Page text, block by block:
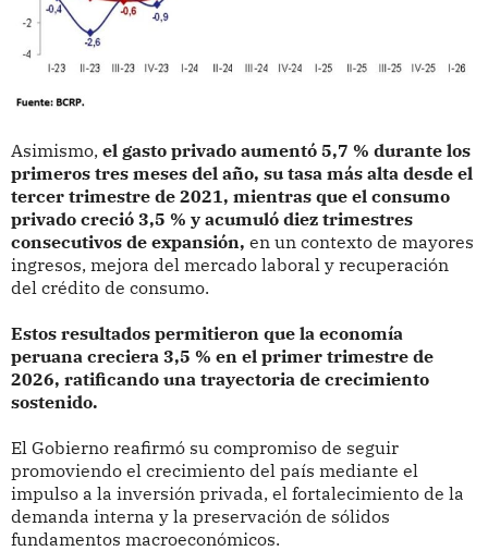
Asimismo, el gasto privado aumentó 5,7 % durante los
primeros tres meses del año, su tasa más alta desde el
tercer trimestre de 2021, mientras que el consumo
privado creció 3,5 % y acumuló diez trimestres
consecutivos de expansión, en un contexto de mayores
ingresos, mejora del mercado laboral y recuperación
del crédito de consumo.
Estos resultados permitieron que la economía
peruana creciera 3,5 % en el primer trimestre de
2026, ratificando una trayectoria de crecimiento
sostenido.
El Gobierno reafirmó su compromiso de seguir
promoviendo el crecimiento del país mediante el
impulso a la inversión privada, el fortalecimiento de la
demanda interna y la preservación de sólidos
fundamentos macroeconómicos.